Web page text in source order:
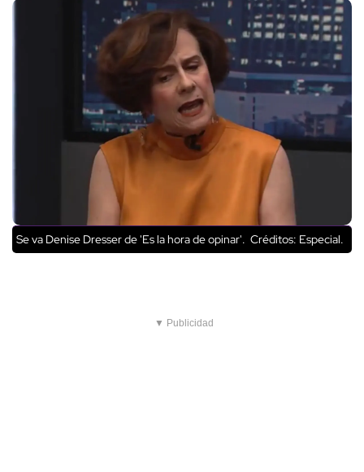
Se va Denise Dresser de 'Es la hora de opinar'. Créditos: Especial.
▼ Publicidad